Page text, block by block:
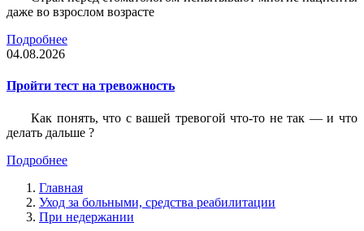
даже во взрослом возрасте
Подробнее
04.08.2026
Пройти тест на тревожность
Как понять, что с вашей тревогой что-то не так — и что
делать дальше ?
Подробнее
Главная
Уход за больными, средства реабилитации
При недержании